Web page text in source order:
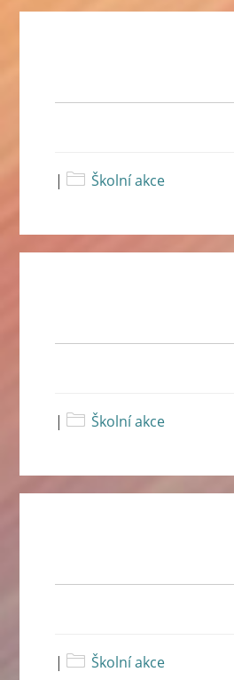
| Školní akce
| Školní akce
| Školní akce